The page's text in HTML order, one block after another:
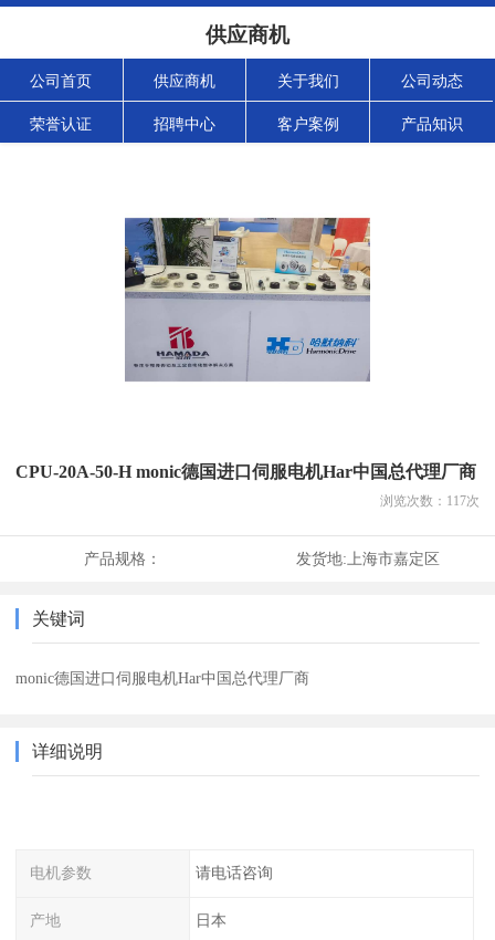
供应商机
公司首页 供应商机 关于我们 公司动态
荣誉认证 招聘中心 客户案例 产品知识
CPU-20A-50-H monic德国进口伺服电机Har中国总代理厂商
浏览次数： 117次
产品规格： 发货地: 上海市嘉定区
关键词
monic德国进口伺服电机Har中国总代理厂商
详细说明
电机参数 请电话咨询
产地 日本